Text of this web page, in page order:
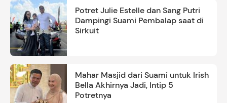
Potret Julie Estelle dan Sang Putri
Dampingi Suami Pembalap saat di
Sirkuit
Mahar Masjid dari Suami untuk Irish
Bella Akhirnya Jadi, Intip 5
Potretnya